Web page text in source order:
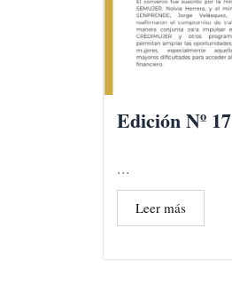
Edición Nº 17
...
Leer más